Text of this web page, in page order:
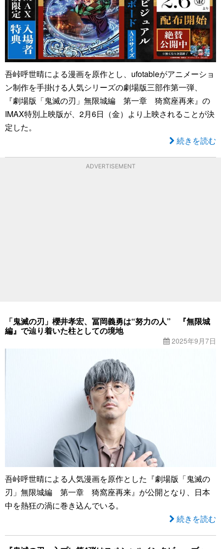
吾峠呼世晴による漫画を原作とし、ufotableがアニメーショ
ン制作を手掛ける人気シリーズの劇場版三部作第一弾、
『劇場版「鬼滅の刃」無限城編 第一章 猗窩座再来』の
IMAX特別上映版が、2月6日（金）より上映されることが決
定した。
続きを読む
ADVERTISEMENT
「鬼滅の刃」櫻井孝宏、冨岡義勇は“努力の人” 『無限城
編』で辿り着いた柱としての境地
2025年9月7日
吾峠呼世晴による人気漫画を原作とした『劇場版「鬼滅の
刃」無限城編 第一章 猗窩座再来』が公開となり、日本
中を熱狂の渦に巻き込んでいる。
続きを読む